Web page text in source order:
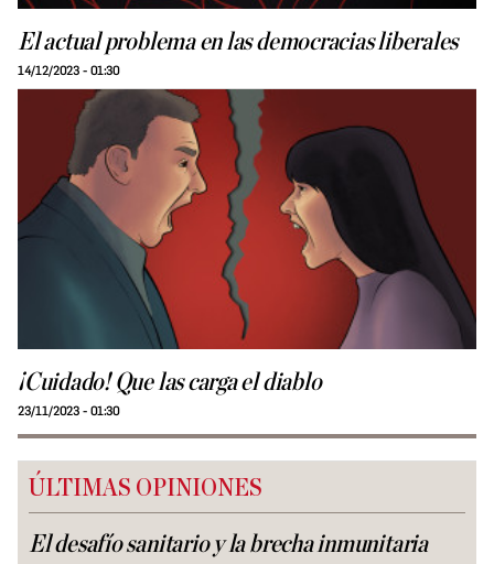
El actual problema en las democracias liberales
14/12/2023 - 01:30
¡Cuidado! Que las carga el diablo
23/11/2023 - 01:30
ÚLTIMAS OPINIONES
El desafío sanitario y la brecha inmunitaria